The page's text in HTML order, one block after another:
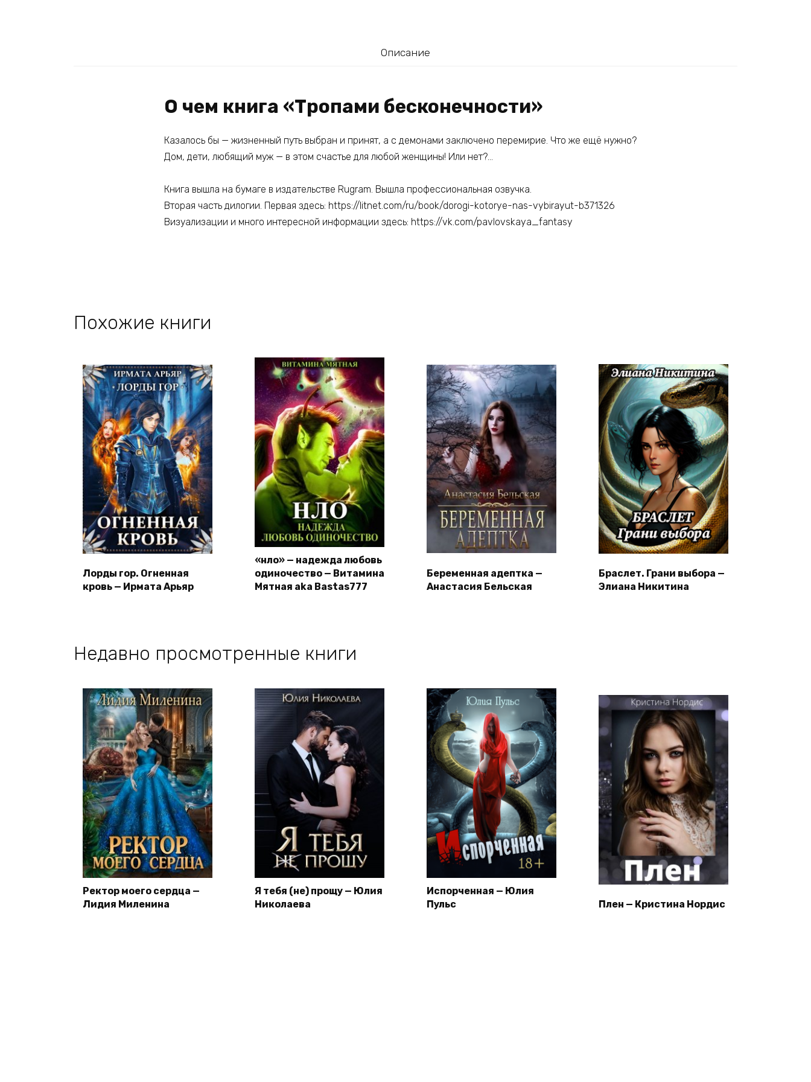
Описание
О чем книга «Тропами бесконечности»
Казалось бы — жизненный путь выбран и принят, а с демонами заключено перемирие. Что же ещё нужно?
Дом, дети, любящий муж — в этом счастье для любой женщины! Или нет?…
Книга вышла на бумаге в издательстве Rugram. Вышла профессиональная озвучка.
Вторая часть дилогии. Первая здесь: https://litnet.com/ru/book/dorogi-kotorye-nas-vybirayut-b371326
Визуализации и много интересной информации здесь: https://vk.com/pavlovskaya_fantasy
Похожие книги
Лорды гор. Огненная
кровь — Ирмата Арьяр
«нло» — надежда любовь
одиночество — Витамина
Мятная aka Bastas777
Беременная адептка —
Анастасия Бельская
Браслет. Грани выбора —
Элиана Никитина
Недавно просмотренные книги
Ректор моего сердца —
Лидия Миленина
Я тебя (не) прощу — Юлия
Николаева
Испорченная — Юлия
Пульс
Плен — Кристина Нордис